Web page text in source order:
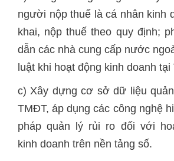
người nộp thuế là cá nhân kinh
khai, nộp thuế theo quy định;
dẫn các nhà cung cấp nước
luật khi hoạt động kinh doanh tại
c) Xây dựng cơ sở dữ liệu
TMĐT, áp dụng các công nghệ
pháp quản lý rủi ro đối với
kinh doanh trên nền tảng số.